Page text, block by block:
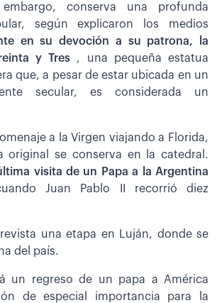
conserva una profunda
según explicaron los medios
en su devoción a su patrona, la
y Tres , una pequeña estatua
que, a pesar de estar ubicada en un
secular, es considerada un
a la Virgen viajando a Florida,
original se conserva en la catedral.
visita de un Papa a la Argentina
Juan Pablo II recorrió diez
una etapa en Luján, donde se
del país.
un regreso de un papa a América
de especial importancia para la